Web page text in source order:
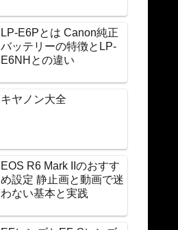
LP-E6Pとは Canon純正
バッテリーの特徴とLP-
E6NHとの違い
キヤノン大全
EOS R6 Mark IIのおすす
め設定 静止画と動画で迷
わない基本と実践